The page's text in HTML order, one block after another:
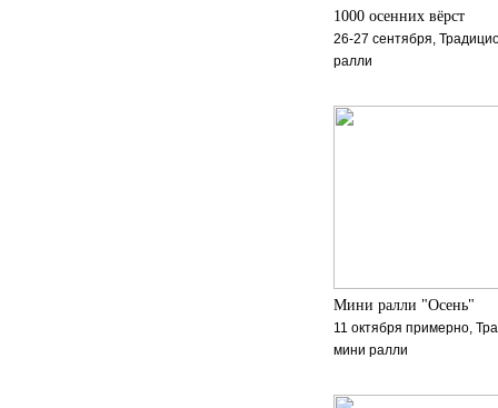
1000 осенних вёрст
26-27 сентября,
ралли
Мини ралли "Осень"
11 октября примерно,
мини ралли